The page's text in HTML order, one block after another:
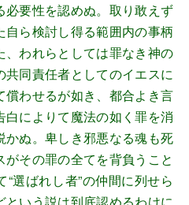
必要性を認めぬ。取り敢えず
ら検討し得る範囲内の事柄
われらとしては罪なき神の
同責任者としてのイエスに
わせるが如き、都合よき言
によりて魔法の如く罪を消
ぬ。卑しき邪悪なる魂も死
その罪の全てを背負うこと
選ばれし者”の仲間に列せら